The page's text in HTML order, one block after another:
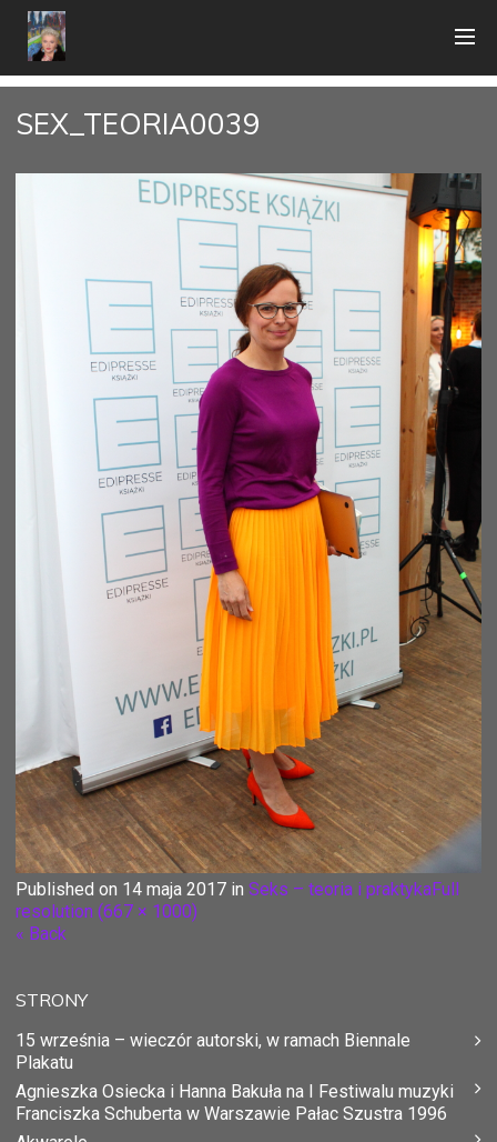
SEX_TEORIA0039
Published on 14 maja 2017 in Seks – teoria i praktykaFull
resolution (667 × 1000)
« Back
STRONY
15 września – wieczór autorski, w ramach Biennale
Plakatu
Agnieszka Osiecka i Hanna Bakuła na I Festiwalu muzyki
Franciszka Schuberta w Warszawie Pałac Szustra 1996